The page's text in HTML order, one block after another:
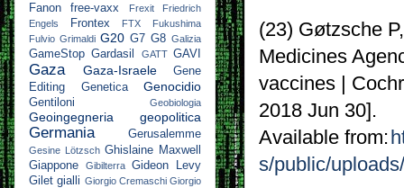
(23) Gøtzsche
Medicines
vaccines |
2018 Jun 30].
Available from:
s/public/
Fanon
free-vaxx Frexit
Friedrich
Engels
Frontex FTX
Fukushima
Fulvio Grimaldi G20 G7 G8 Galizia
GameStop Gardasil GATT GAVI
Gaza Gaza-Israele
Gene
Editing
Genetica Genocidio
Gentiloni Geobiologia
Geoingegneria geopolitica
Germania Gerusalemme
Gesine Lötzsch Ghislaine Maxwell
Giappone
Gibilterra Gideon Levy
Gilet gialli Giorgio Cremaschi Giorgio